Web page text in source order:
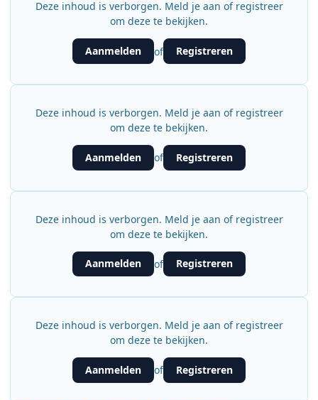
Deze inhoud is verborgen. Meld je aan of registreer
om deze te bekijken.
Aanmelden of Registreren
Deze inhoud is verborgen. Meld je aan of registreer
om deze te bekijken.
Aanmelden of Registreren
Deze inhoud is verborgen. Meld je aan of registreer
om deze te bekijken.
Aanmelden of Registreren
Deze inhoud is verborgen. Meld je aan of registreer
om deze te bekijken.
Aanmelden of Registreren